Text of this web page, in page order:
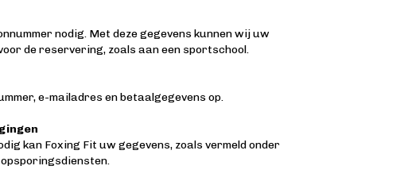
nodig. Met deze gegevens kunnen wij uw
de reservering, zoals aan een sportschool.
e-mailadres en betaalgegevens op.
kan Foxing Fit uw gegevens, zoals vermeld onder